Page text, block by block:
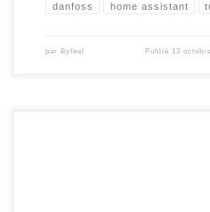
danfoss home assistant
par Byfeel Publié 13